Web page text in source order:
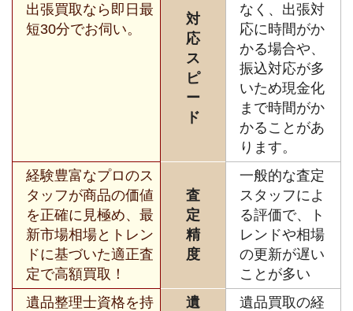
出張買取なら即日最
短30分でお伺い。
対
応
ス
ピ
ー
ド
なく、出張対
応に時間がか
かる場合や、
振込対応が多
いため現金化
まで時間がか
かることがあ
ります。
経験豊富なプロのス
タッフが商品の価値
を正確に見極め、最
新市場相場とトレン
ドに基づいた適正査
定で高額買取！
査
定
精
度
一般的な査定
スタッフによ
る評価で、ト
レンドや相場
の更新が遅い
ことが多い
遺品整理士資格を持
遺
遺品買取の経